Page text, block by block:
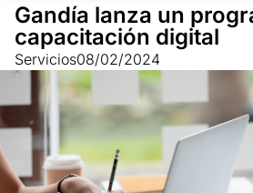
Gandía lanza un
capacitación digital
Servicios08/02/2024